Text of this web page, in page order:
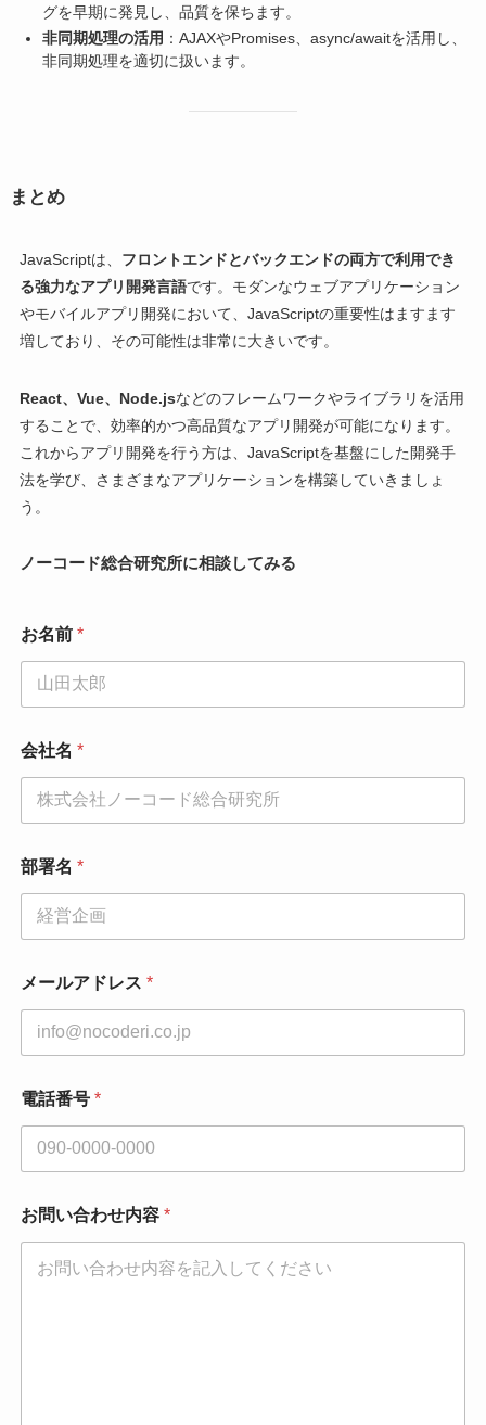
グを早期に発見し、品質を保ちます。
非同期処理の活用 ：AJAXやPromises、async/awaitを活用し、
非同期処理を適切に扱います。
まとめ
JavaScriptは、 フロントエンドとバックエンドの両方で利用でき
る強力なアプリ開発言語です。モダンなウェブアプリケーション
やモバイルアプリ開発において、JavaScriptの重要性はますます
増しており、その可能性は非常に大きいです。
React、Vue、Node.jsなどのフレームワークやライブラリを活用
することで、効率的かつ高品質なアプリ開発が可能になります。
これからアプリ開発を行う方は、JavaScriptを基盤にした開発手
法を学び、さまざまなアプリケーションを構築していきましょ
う。
ノーコード総合研究所に相談してみる
ー
ル
ス
*
お
い
わ
お名前 *
会社名 *
部署名 *
メールアドレス *
電話番号 *
お問い合わせ内容 *